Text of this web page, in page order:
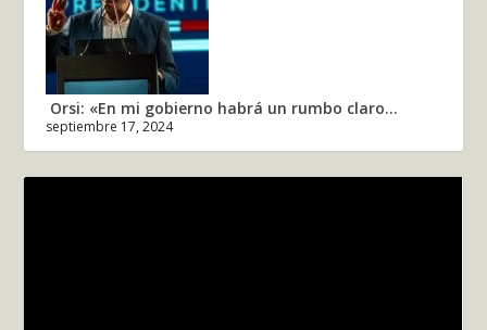
Orsi: «En mi gobierno habrá un rumbo claro...
septiembre 17, 2024